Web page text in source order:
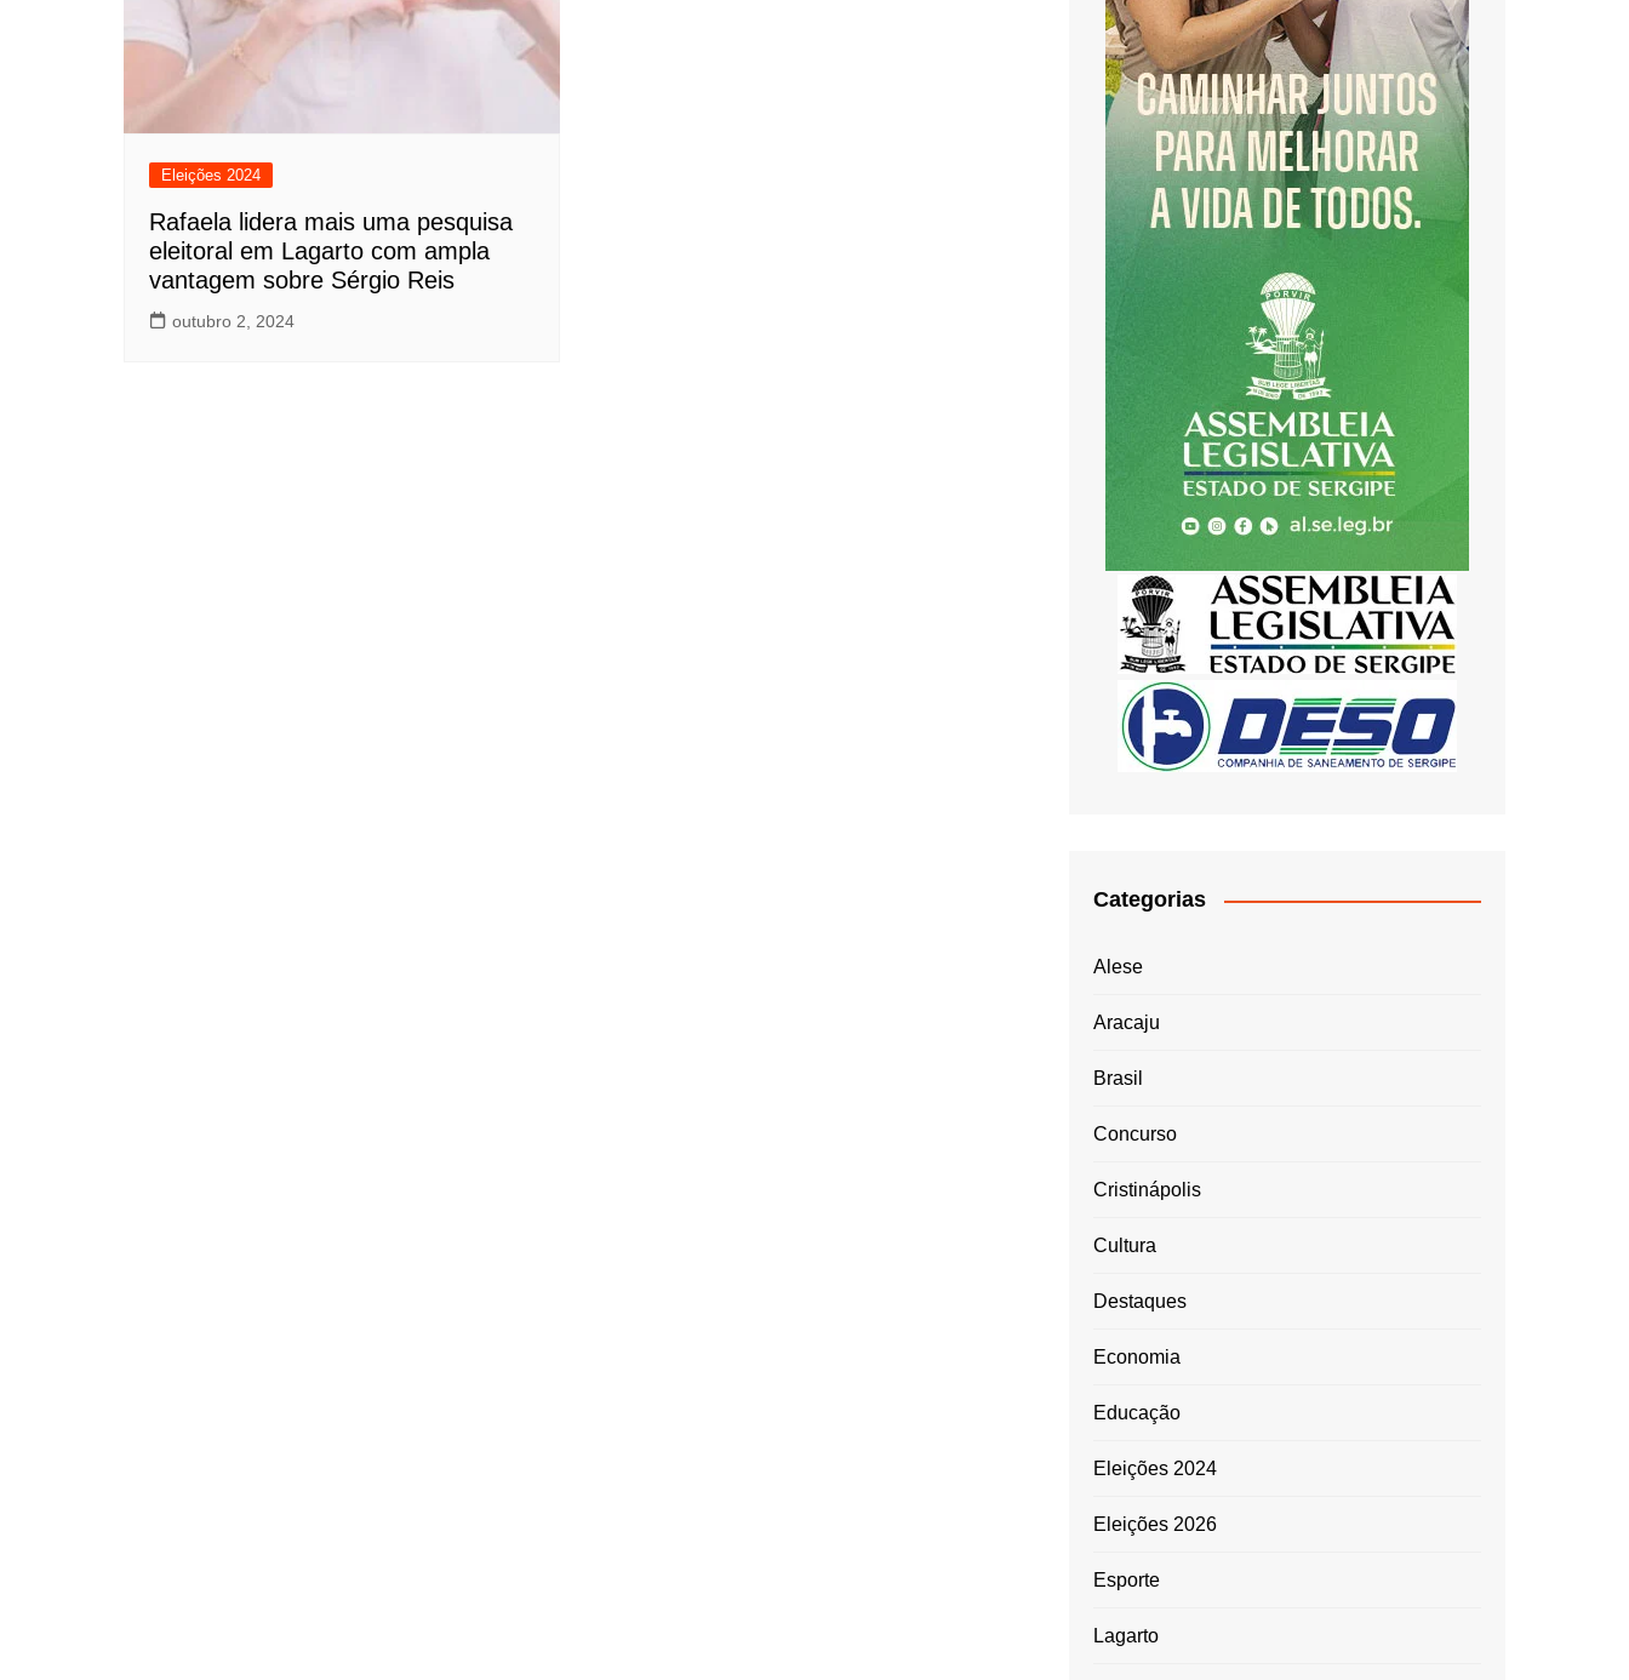
Eleições 2024
Rafaela lidera mais uma pesquisa
eleitoral em Lagarto com ampla
vantagem sobre Sérgio Reis
outubro 2, 2024
Categorias
Alese
Aracaju
Brasil
Concurso
Cristinápolis
Cultura
Destaques
Economia
Educação
Eleições 2024
Eleições 2026
Esporte
Lagarto